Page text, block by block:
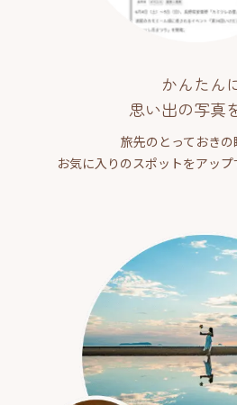
かんたん
思い出の写真
旅先のとっておきの
お気に入りのスポットをアッ